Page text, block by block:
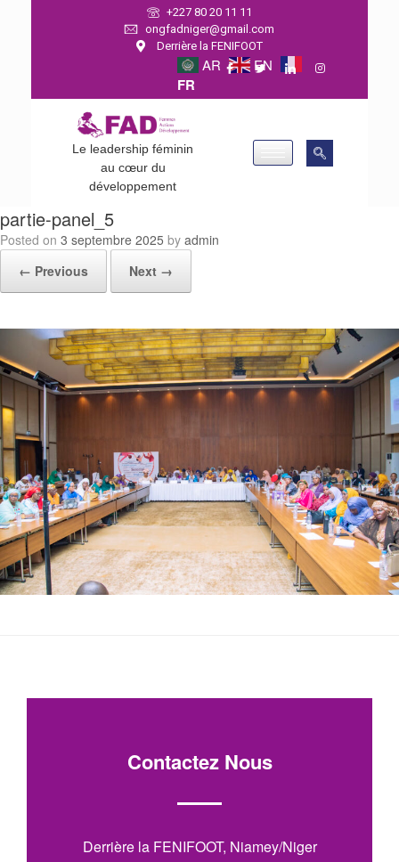
+227 80 20 11 11
ongfadniger@gmail.com
Derrière la FENIFOOT
AR EN
FR
Le leadership féminin
au cœur du
développement
partie-panel_5
Posted on 3 septembre 2025 by admin
← Previous
Next →
Contactez Nous
Derrière la FENIFOOT, Niamey/Niger